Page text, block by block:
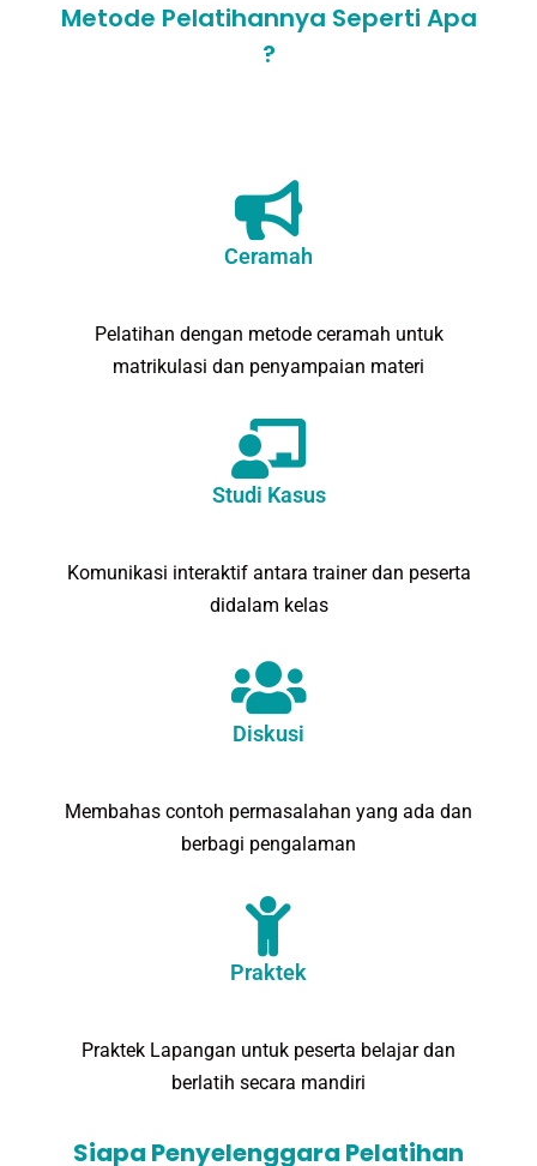
Metode Pelatihannya Seperti Apa
?
Ceramah
Pelatihan dengan metode ceramah untuk
matrikulasi dan penyampaian materi
Studi Kasus
Komunikasi interaktif antara trainer dan peserta
didalam kelas
Diskusi
Membahas contoh permasalahan yang ada dan
berbagi pengalaman
Praktek
Praktek Lapangan untuk peserta belajar dan
berlatih secara mandiri
Siapa Penyelenggara Pelatihan